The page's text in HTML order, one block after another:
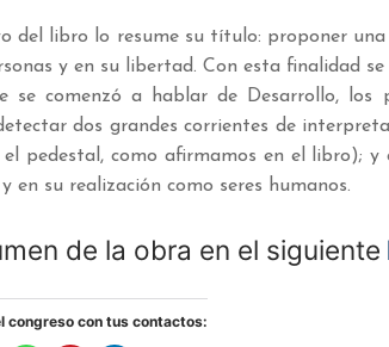
del libro lo resume su título: proponer
y en su libertad. Con esta finalidad
se comenzó a hablar de Desarrollo, los
dos grandes corrientes de
pedestal, como afirmamos en el libro);
en su realización como seres humanos.
de la obra en el siguiente
congreso con tus contactos: